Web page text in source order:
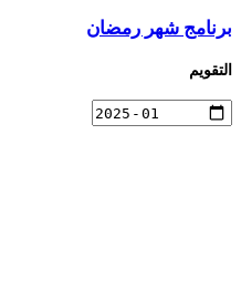
برنامج شهر رمضان
التقويم